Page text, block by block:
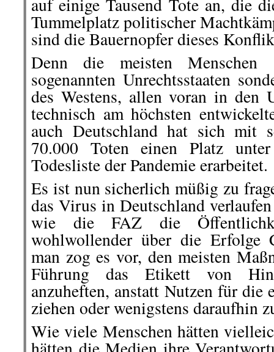
Tummelplatz politischer
sind die Bauernopfer dieses
Denn die meisten
sogenannten Unrechtsstaaten
des Westens, allen voran in den
technisch am höchsten
auch Deutschland hat sich mit
70.000 Toten einen Platz
Todesliste der Pandemie erarbeitet.
Es ist nun sicherlich müßig zu
das Virus in Deutschland
wie die FAZ die
wohlwollender über die Erfolge
man zog es vor, den meisten
Führung das Etikett von
anzuheften, anstatt Nutzen für die
ziehen oder wenigstens daraufhin
Wie viele Menschen hätten